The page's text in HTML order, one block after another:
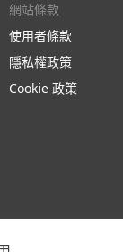
網站條款
使用者條款
隱私權政策
Cookie 政策